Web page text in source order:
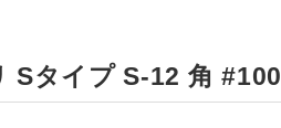
Sタイプ S-12 角 #100